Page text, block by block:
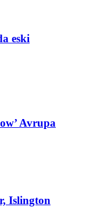
eski
Avrupa
Islington